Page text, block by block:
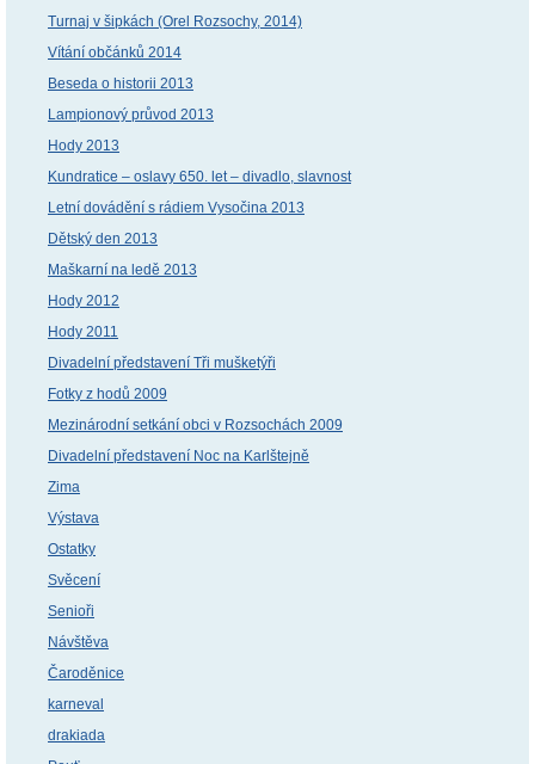
Turnaj v šipkách (Orel Rozsochy, 2014)
Vítání občánků 2014
Beseda o historii 2013
Lampionový průvod 2013
Hody 2013
Kundratice – oslavy 650. let – divadlo, slavnost
Letní dovádění s rádiem Vysočina 2013
Dětský den 2013
Maškarní na ledě 2013
Hody 2012
Hody 2011
Divadelní představení Tři mušketýři
Fotky z hodů 2009
Mezinárodní setkání obci v Rozsochách 2009
Divadelní představení Noc na Karlštejně
Zima
Výstava
Ostatky
Svěcení
Senioři
Návštěva
Čaroděnice
karneval
drakiada